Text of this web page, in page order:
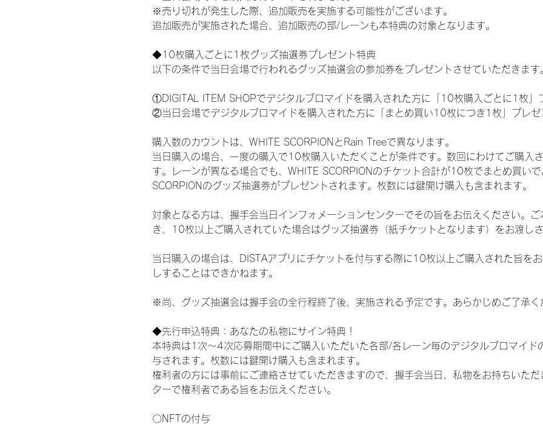
※売り切れが発生した際、追加販売を実施する可能性がございます。
追加販売が実施された場合、追加販売の部/レーンも本特典の対象となります。
◆10枚購入ごとに1枚グッズ抽選券プレゼント特典
以下の条件で当日会場で行われるグッズ抽選会の参加券をプレゼントさせていただきます
①DIGITAL ITEM SHOPでデジタルブロマイドを購入された方に「10枚購入ごとに1枚」
②当日会場でデジタルブロマイドを購入された方に「まとめ買い10枚につき1枚」プレゼ
購入数のカウントは、WHITE SCORPIONとRain Treeで異なります。
当日購入の場合、一度の購入で10枚購入いただくことが条件です。数回にわけてご購入
す。レーンが異なる場合でも、WHITE SCORPIONのチケット合計が10枚でまとめ買い
SCORPIONのグッズ抽選券がプレゼントされます。枚数には鍵開け購入も含まれます。
対象となる方は、握手会当日インフォメーションセンターでその旨をお伝えください。
き、10枚以上ご購入されていた場合はグッズ抽選券（紙チケットとなります）をお渡しさ
当日購入の場合は、DISTAアプリにチケットを付与する際に10枚以上ご購入された旨を
しすることはできかねます。
※尚、グッズ抽選会は握手会の全行程終了後、実施される予定です。あらかじめご了承く
◆先行申込特典：あなたの私物にサイン特典！
本特典は1次〜4次応募期間中にご購入いただいた各部/各レーン毎のデジタルブロマイド
与されます。枚数には鍵開け購入も含まれます。
権利者の方には事前にご連絡させていただきますので、握手会当日、私物をお持ちいた
ターで権利者である旨をお伝えください。
〇NFTの付与